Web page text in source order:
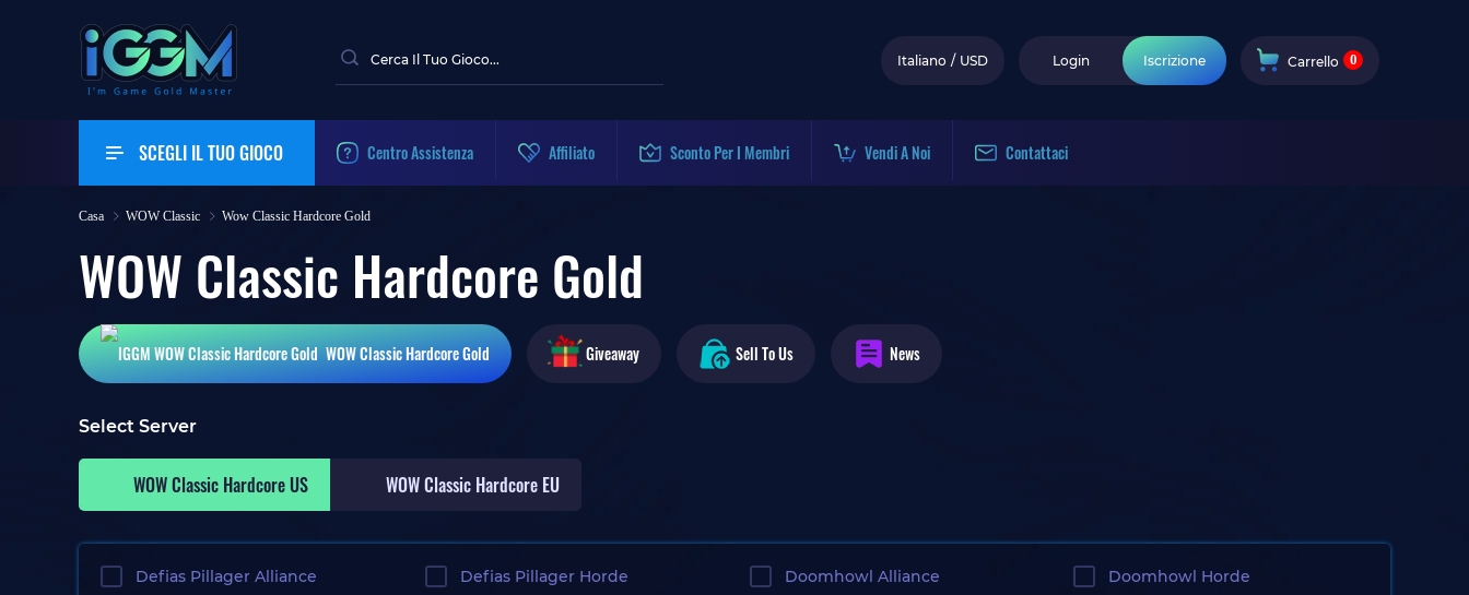
Italiano / USD Login Iscrizione Carrello 0
SCEGLI IL TUO GIOCO Centro Assistenza Affiliato Sconto Per I Membri Vendi A Noi Contattaci
Casa WOW Classic Wow Classic Hardcore Gold
WOW Classic Hardcore Gold
WOW Classic HardcoreGold Giveaway Sell To Us News
Select Server
WOW Classic Hardcore US WOW Classic Hardcore EU
Defias Pillager Alliance Defias Pillager Horde Doomhowl Alliance Doomhowl Horde